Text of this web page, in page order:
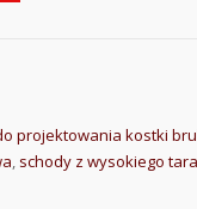
projektowania kostki
, schody z wysokiego